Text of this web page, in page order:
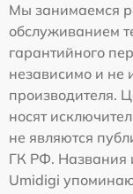
Мы занимаемся
обслуживанием
гарантийного
независимо и не
производителя.
носят
не являются
ГК РФ. Названия
Umidigi